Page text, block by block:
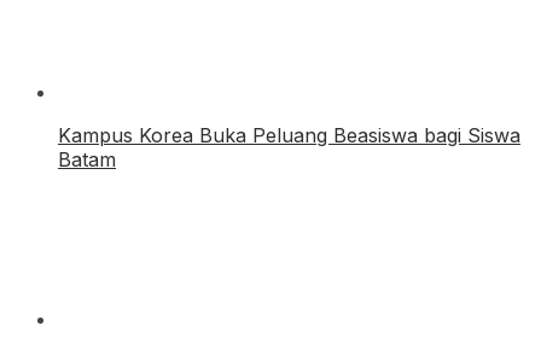
Kampus Korea Buka Peluang Beasiswa bagi Siswa
Batam